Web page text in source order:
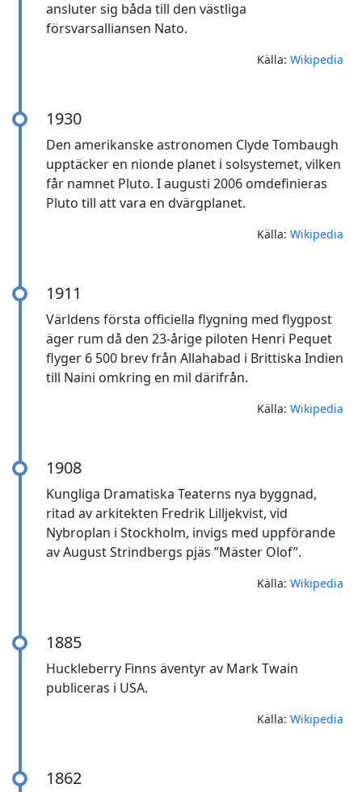
ansluter sig båda till den västliga
försvarsalliansen Nato.
Källa:Wikipedia
1930
Den amerikanske astronomen Clyde Tombaugh
upptäcker en nionde planet i solsystemet, vilken
får namnet Pluto. I augusti 2006 omdefinieras
Pluto till att vara en dvärgplanet.
Källa:Wikipedia
1911
Världens första officiella flygning med flygpost
äger rum då den 23-årige piloten Henri Pequet
flyger 6 500 brev från Allahabad i Brittiska Indien
till Naini omkring en mil därifrån.
Källa:Wikipedia
1908
Kungliga Dramatiska Teaterns nya byggnad,
ritad av arkitekten Fredrik Lilljekvist, vid
Nybroplan i Stockholm, invigs med uppförande
av August Strindbergs pjäs ”Mäster Olof”.
Källa:Wikipedia
1885
Huckleberry Finns äventyr av Mark Twain
publiceras i USA.
Källa:Wikipedia
1862